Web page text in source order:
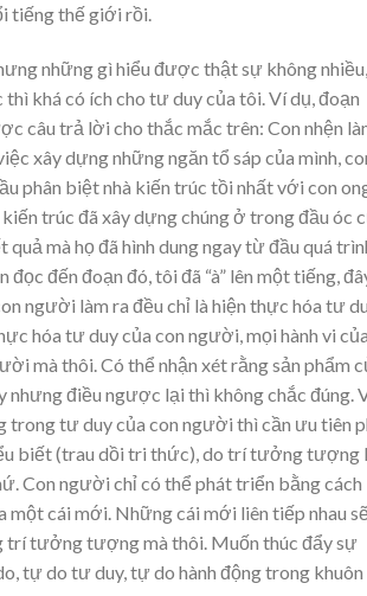
tiếng thế giới rồi.
những gì hiểu được thật sự không nhiều,
khá có ích cho tư duy của tôi. Ví dụ, đoạn
câu trả lời cho thắc mắc trên: Con nhện
xây dựng những ngăn tổ sáp của mình,
phân biệt nhà kiến trúc tồi nhất với con
trúc đã xây dựng chúng ở trong đầu óc
mà họ đã hình dung ngay từ đầu quá
đến đoạn đó, tôi đã “à” lên một tiếng,
người làm ra đều chỉ là hiện thực hóa tư
hóa tư duy của con người, mọi hành vi của
mà thôi. Có thể nhận xét rằng sản phẩm
nhưng điều ngược lại thì không chắc đúng.
trong tư duy của con người thì cần ưu tiên
biết (trau dồi tri thức), do trí tưởng tượng
Con người chỉ có thể phát triển bằng cách
một cái mới. Những cái mới liên tiếp nhau sẽ
tưởng tượng mà thôi. Muốn thúc đẩy sự
tự do tư duy, tự do hành động trong khuôn